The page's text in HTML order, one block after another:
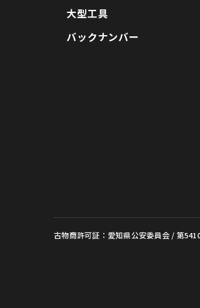
大型工具
バックナンバー
古物商許可証：愛知県公安委員会 / 第